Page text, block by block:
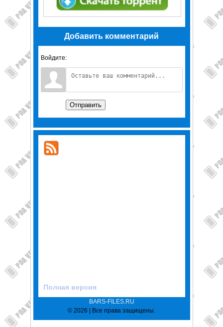
Добавить комментарий
Войдите:
Отправить
Полная версия
BARS-FILES.RU
© 2026 | Все права защищены.